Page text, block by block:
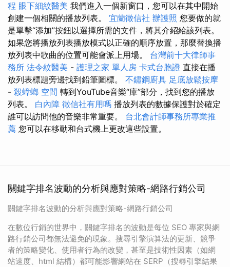
程 眼下細紋醫美 我們進入一個新窗口，您可以在其中開始
創建一個相關的播放列表。 宜蘭徵信社 辦護照 您要做的就
是單擊“添加”按鈕以選擇所需的文件，將其介紹給該列表。
如果您將播放列表播放模式以正確的順序放置，那麼替換播
放列表中歌曲的位置可能會派上用場。 台灣前十大律師事
務所 法令紋醫美 - 護理之家 單人房 卡式台胞證 直接在播
放列表標題旁邊找到鉛筆圖標。 不鏽鋼廚具 足底放鬆按摩
- 殺蟑螂 空間 轉到YouTube音樂“庫”部分，找到您的播放
列表。 白內障 徵信社有用嗎 播放列表的數據保護對於確定
誰可以訪問他的音樂非常重要。 台北會計師事務所專業推
薦 您可以在移動和台式機上更改這些設置。
關鍵字排名波動的分析與應對策略-網路行銷公司
關鍵字排名波動的分析與應對策略-網路行銷公司
在數位行銷的世界中，關鍵字排名的波動是每位 SEO 專家與網
路行銷公司都無法避免的現象。搜尋引擎演算法的更新、競爭
者的策略變化、使用者行為的改變，甚至是技術性因素（如網
站速度、html 結構）都可能影響網站在 SERP（搜尋引擎結果